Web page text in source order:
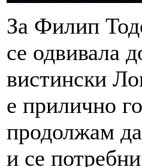
За Филип
се одвивала
вистински
е прилично
продолжам
и се